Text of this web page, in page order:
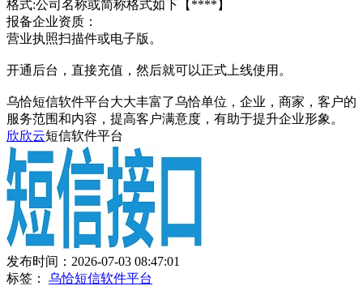
格式:公司名称或简称格式如下【****】
报备企业资质：
营业执照扫描件或电子版。
开通后台，直接充值，然后就可以正式上线使用。
乌恰短信软件平台大大丰富了乌恰单位，企业，商家，客户的
服务范围和内容，提高客户满意度，有助于提升企业形象。
欣欣云短信软件平台
发布时间：2026-07-03 08:47:01
标签： 乌恰短信软件平台